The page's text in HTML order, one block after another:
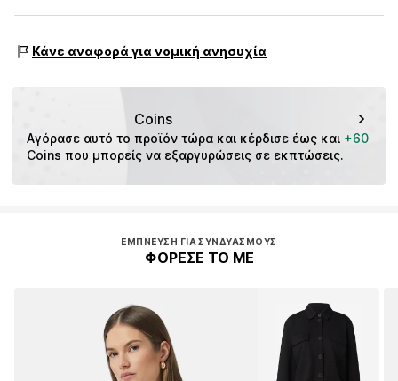
Αριθμός Αντικειμένου. CMM9a0g001000004
97228 Rottendorf
Κάνε αναφορά για νομική ανησυχία
Coins
Αγόρασε αυτό το προϊόν τώρα και κέρδισε έως και +60
Coins που μπορείς να εξαργυρώσεις σε εκπτώσεις.
ΈΜΠΝΕΥΣΗ ΓΙΑ ΣΥΝΔΥΑΣΜΟΎΣ
ΦΟΡΕΣΕ ΤΟ ΜΕ